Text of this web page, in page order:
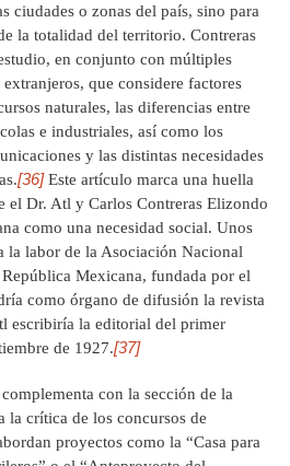
ciudades o zonas del país, sino para
la totalidad del territorio. Contreras
en conjunto con múltiples
que considere factores
naturales, las diferencias entre
e industriales, así como los
y las distintas necesidades
[36]Este artículo marca una huella
el Dr. Atl y Carlos Contreras Elizondo
como una necesidad social. Unos
la labor de la Asociación Nacional
Mexicana, fundada por el
como órgano de difusión la revista
escribiría la editorial del primer
de 1927.[37]
con la sección de la
la crítica de los concursos de
proyectos como la “Casa para